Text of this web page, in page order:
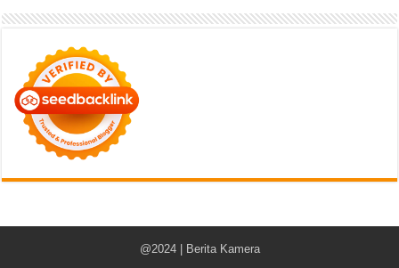
@2024 | Berita Kamera